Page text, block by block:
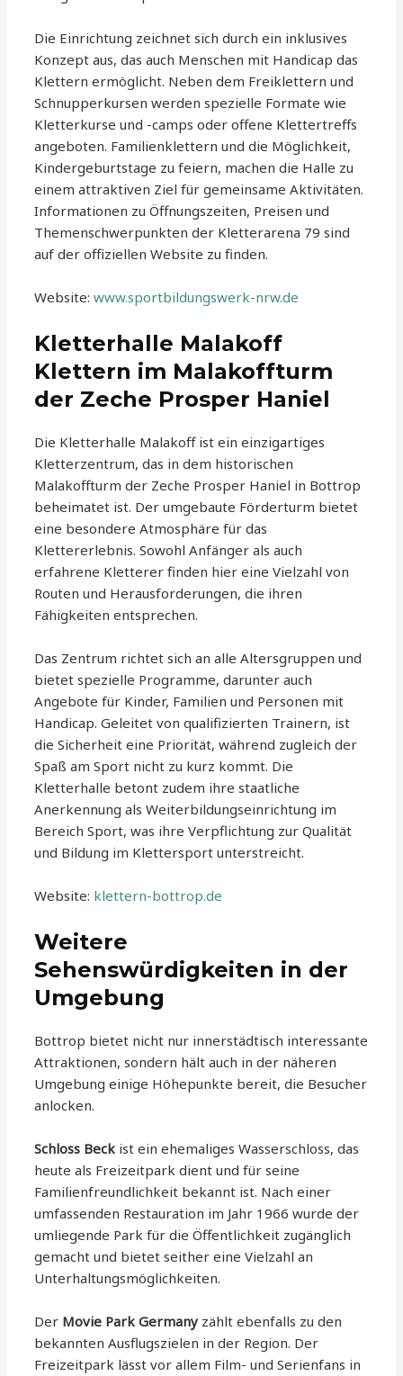
Die Einrichtung zeichnet sich durch ein inklusives
Konzept aus, das auch Menschen mit Handicap das
Klettern ermöglicht. Neben dem Freiklettern und
Schnupperkursen werden spezielle Formate wie
Kletterkurse und -camps oder offene Klettertreffs
angeboten. Familienklettern und die Möglichkeit,
Kindergeburtstage zu feiern, machen die Halle zu
einem attraktiven Ziel für gemeinsame Aktivitäten.
Informationen zu Öffnungszeiten, Preisen und
Themenschwerpunkten der Kletterarena 79 sind
auf der offiziellen Website zu finden.
Website:www.sportbildungswerk-nrw.de
Kletterhalle Malakoff
Klettern im Malakoffturm
der Zeche Prosper Haniel
Die Kletterhalle Malakoff ist ein einzigartiges
Kletterzentrum, das in dem historischen
Malakoffturm der Zeche Prosper Haniel in Bottrop
beheimatet ist. Der umgebaute Förderturm bietet
eine besondere Atmosphäre für das
Klettererlebnis. Sowohl Anfänger als auch
erfahrene Kletterer finden hier eine Vielzahl von
Routen und Herausforderungen, die ihren
Fähigkeiten entsprechen.
Das Zentrum richtet sich an alle Altersgruppen und
bietet spezielle Programme, darunter auch
Angebote für Kinder, Familien und Personen mit
Handicap. Geleitet von qualifizierten Trainern, ist
die Sicherheit eine Priorität, während zugleich der
Spaß am Sport nicht zu kurz kommt. Die
Kletterhalle betont zudem ihre staatliche
Anerkennung als Weiterbildungseinrichtung im
Bereich Sport, was ihre Verpflichtung zur Qualität
und Bildung im Klettersport unterstreicht.
Website: klettern-bottrop.de
Weitere
Sehenswürdigkeiten in der
Umgebung
Bottrop bietet nicht nur innerstädtisch interessante
Attraktionen, sondern hält auch in der näheren
Umgebung einige Höhepunkte bereit, die Besucher
anlocken.
Schloss Beck ist ein ehemaliges Wasserschloss, das
heute als Freizeitpark dient und für seine
Familienfreundlichkeit bekannt ist. Nach einer
umfassenden Restauration im Jahr 1966 wurde der
umliegende Park für die Öffentlichkeit zugänglich
gemacht und bietet seither eine Vielzahl an
Unterhaltungsmöglichkeiten.
Der Movie Park Germany zählt ebenfalls zu den
bekannten Ausflugszielen in der Region. Der
Freizeitpark lässt vor allem Film- und Serienfans in